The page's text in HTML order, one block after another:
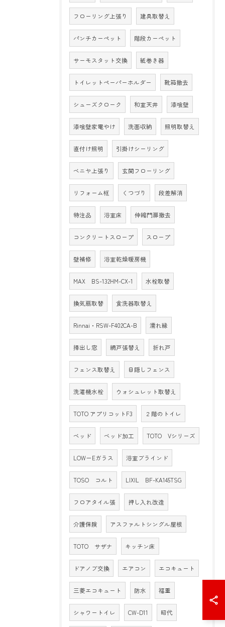
フローリング上張り 建具取替え
パンチカーペット 階段カーペット
サーモスタット交換 紙巻き器
トイレットペーパーホルダー 靴箱撤去
シューズクローク 和室天井 漆喰壁
漆喰壁家電やけ 洗面収納 照明取替え
直付け照明 引掛けシーリング
ベニヤ上張り 玄関フローリング
リフォーム框 くつづり 段差解消
特注品 浴室床 伸縮門扉撤去
コンクリートスロープ スロープ
壁補修 浴室乾燥暖房機
MAX BS-132HM-CX-1 水栓取替
換気扇取替 食洗器取替え
Rinnai・RSW-F402CA-B 濡れ縁
掃出し窓 網戸張替え 折れ戸
フェンス取替え 目隠しフェンス
洗濯機水栓 ウォシュレット取替え
TOTO アプリコットF3 ２階のトイレ
ベッド ベッド加工 TOTO Vシリーズ
LOW－Eガラス 浴室ブラインド
TOSO コルト LIXIL BF-KA145TSG
フロアタイル張 押し入れ改造
介護保険 アスファルトシングル屋根
TOTO サザナ キッチン床
ドアノブ交換 エアコン エコキュート
三菱エコキュート 防水 福重
シャワートイレ CW-D11 昭代